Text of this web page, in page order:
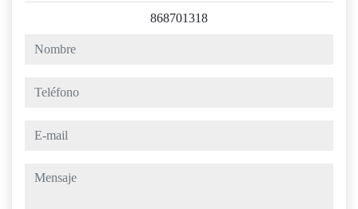
868701318
nombre
teléfono
e-mail
mensaje